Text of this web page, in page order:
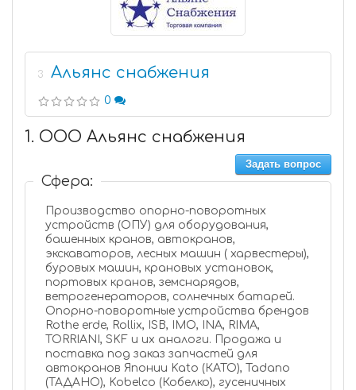
3 Альянс снабжения
0
1. ООО Альянс снабжения
Задать вопрос
Сфера:
Производство опорно-поворотных
устройств (ОПУ) для оборудования,
башенных кранов, автокранов,
экскаваторов, лесных машин ( харвестеры),
буровых машин, крановых установок,
портовых кранов, земснарядов,
ветрогенераторов, солнечных батарей.
Опорно-поворотные устройства брендов
Rothe erde, Rollix, ISB, IMO, INA, RIMA,
TORRIANI, SKF и их аналоги. Продажа и
поставка под заказ запчастей для
автокранов Японии Kato (КАТО), Tadano
(ТАДАНО), Kobelco (Кобелко), гусеничных